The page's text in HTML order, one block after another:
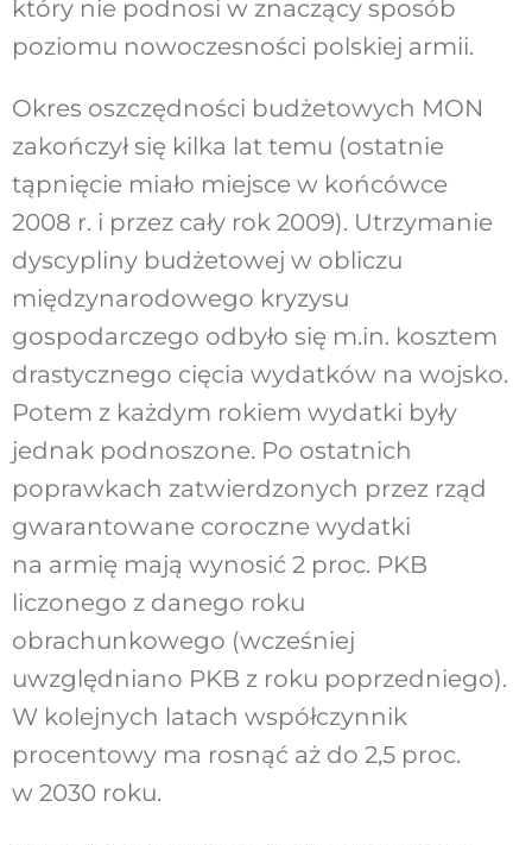
który nie podnosi w znaczący sposób
poziomu nowoczesności polskiej armii.
Okres oszczędności budżetowych MON
zakończył się kilka lat temu (ostatnie
tąpnięcie miało miejsce w końcówce
2008 r. i przez cały rok 2009). Utrzymanie
dyscypliny budżetowej w obliczu
międzynarodowego kryzysu
gospodarczego odbyło się m.in. kosztem
drastycznego cięcia wydatków na wojsko.
Potem z każdym rokiem wydatki były
jednak podnoszone. Po ostatnich
poprawkach zatwierdzonych przez rząd
gwarantowane coroczne wydatki
na armię mają wynosić 2 proc. PKB
liczonego z danego roku
obrachunkowego (wcześniej
uwzględniano PKB z roku poprzedniego).
W kolejnych latach współczynnik
procentowy ma rosnąć aż do 2,5 proc.
w 2030 roku.